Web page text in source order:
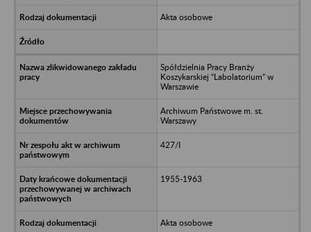
Akta osobowe
Spółdzielnia Pracy Branży
Koszykarskiej “Labolatorium” w
Warszawie
Archiwum Państwowe m. st.
Warszawy
427/I
1955-1963
Akta osobowe